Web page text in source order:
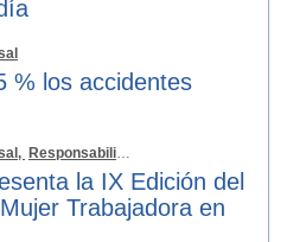
% los accidentes
Responsabilidad Social
la IX Edición del
Trabajadora en